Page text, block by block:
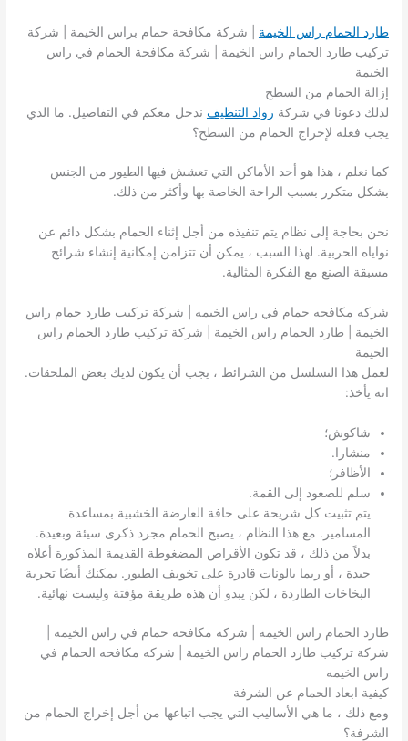
طارد الحمام راس الخيمة | شركة مكافحة حمام براس الخيمة | شركة
تركيب طارد الحمام راس الخيمة | شركة مكافحة الحمام في راس
الخيمة
إزالة الحمام من السطح
لذلك دعونا في شركة رواد التنظيف ندخل معكم في التفاصيل. ما الذي
يجب فعله لإخراج الحمام من السطح؟
كما نعلم ، هذا هو أحد الأماكن التي تعشش فيها الطيور من الجنس
بشكل متكرر بسبب الراحة الخاصة بها وأكثر من ذلك.
نحن بحاجة إلى نظام يتم تنفيذه من أجل إثناء الحمام بشكل دائم عن
نواياه الحربية. لهذا السبب ، يمكن أن تتزامن إمكانية إنشاء شرائح
مسبقة الصنع مع الفكرة المثالية.
شركه مكافحه حمام في راس الخيمه | شركة تركيب طارد حمام راس
الخيمة | طارد الحمام راس الخيمة | شركة تركيب طارد الحمام راس
الخيمة
لعمل هذا التسلسل من الشرائط ، يجب أن يكون لديك بعض الملحقات.
انه يأخذ:
شاكوش؛
منشارا.
الأظافر؛
سلم للصعود إلى القمة.
يتم تثبيت كل شريحة على حافة العارضة الخشبية بمساعدة
المسامير. مع هذا النظام ، يصبح الحمام مجرد ذكرى سيئة وبعيدة.
بدلاً من ذلك ، قد تكون الأقراص المضغوطة القديمة المذكورة أعلاه
جيدة ، أو ربما بالونات قادرة على تخويف الطيور. يمكنك أيضًا تجربة
البخاخات الطاردة ، لكن يبدو أن هذه طريقة مؤقتة وليست نهائية.
طارد الحمام راس الخيمة | شركه مكافحه حمام في راس الخيمه |
شركة تركيب طارد الحمام راس الخيمة | شركه مكافحه الحمام في
راس الخيمه
كيفية ابعاد الحمام عن الشرفة
ومع ذلك ، ما هي الأساليب التي يجب اتباعها من أجل إخراج الحمام من
الشرفة؟